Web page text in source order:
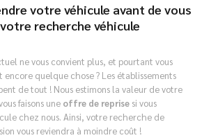
votre véhicule avant de vous
recherche véhicule
ne vous convient plus, et pourtant vous
encore quelque chose ? Les établissements
de tout ! Nous estimons la valeur de votre
faisons une offre de reprise si vous
chez nous. Ainsi, votre recherche de
vous reviendra à moindre coût !